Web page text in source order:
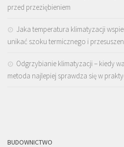
przed przeziębieniem
Jaka temperatura klimatyzacji
unikać szoku termicznego i
Odgrzybianie klimatyzacji – kiedy
metoda najlepiej sprawdza się w
BUDOWNICTWO